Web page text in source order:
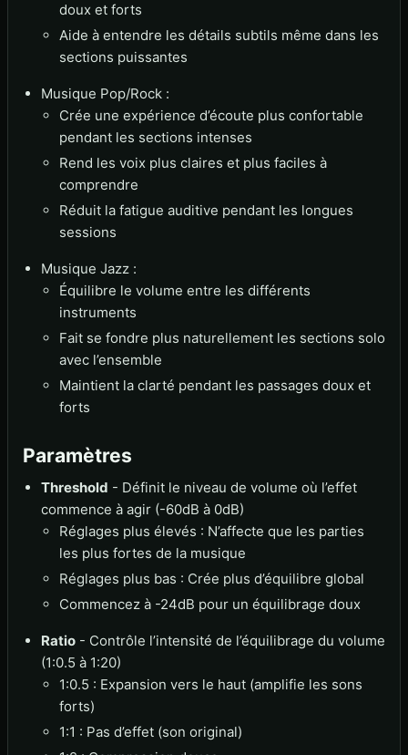
doux et forts
Aide à entendre les détails subtils même dans les
sections puissantes
Musique Pop/Rock :
Crée une expérience d’écoute plus confortable
pendant les sections intenses
Rend les voix plus claires et plus faciles à
comprendre
Réduit la fatigue auditive pendant les longues
sessions
Musique Jazz :
Équilibre le volume entre les différents
instruments
Fait se fondre plus naturellement les sections solo
avec l’ensemble
Maintient la clarté pendant les passages doux et
forts
Paramètres
Threshold - Définit le niveau de volume où l’effet
commence à agir (-60dB à 0dB)
Réglages plus élevés : N’affecte que les parties
les plus fortes de la musique
Réglages plus bas : Crée plus d’équilibre global
Commencez à -24dB pour un équilibrage doux
Ratio - Contrôle l’intensité de l’équilibrage du volume
(1:0.5 à 1:20)
1:0.5 : Expansion vers le haut (amplifie les sons
forts)
1:1 : Pas d’effet (son original)